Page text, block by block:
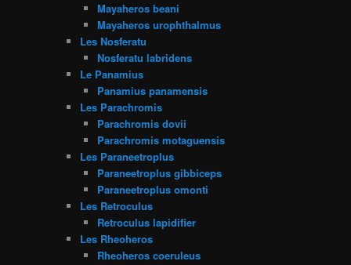
Mayaheros beani
Mayaheros urophthalmus
Les Nosferatu
Nosferatu labridens
Le Panamius
Panamius panamensis
Les Parachromis
Parachromis dovii
Parachromis motaguensis
Les Paraneetroplus
Paraneetroplus gibbiceps
Paraneetroplus omonti
Les Retroculus
Retroculus lapidifier
Les Rheoheros
Rheoheros coeruleus